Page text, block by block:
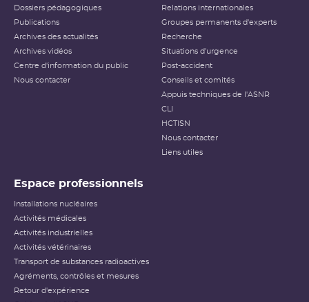
Dossiers pédagogiques
Publications
Archives des actualités
Archives vidéos
Centre d'information du public
Nous contacter
Relations internationales
Groupes permanents d'experts
Recherche
Situations d'urgence
Post-accident
Conseils et comités
Appuis techniques de l'ASNR
CLI
HCTISN
Nous contacter
Liens utiles
Espace professionnels
Installations nucléaires
Activités médicales
Activités industrielles
Activités vétérinaires
Transport de substances radioactives
Agréments, contrôles et mesures
Retour d'expérience